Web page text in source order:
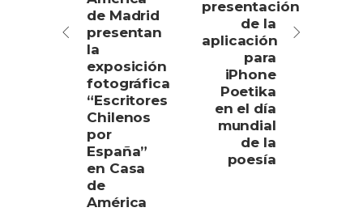
de Madrid
presentan
la
exposición
fotográfica
“Escritores
Chilenos
por
España”
en Casa
de
América
presentación
de la
aplicación
para
iPhone
Poetika
en el día
mundial
de la
poesía